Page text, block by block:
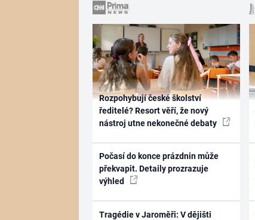
Rozpohybují české školství
ředitelé? Resort věří, že nový
nástroj utne nekonečné debaty
Počasí do konce prázdnin může
překvapit. Detaily prozrazuje
výhled
Tragédie v Jaroměři: V dějišti